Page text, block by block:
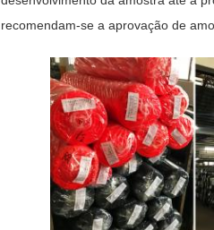
recomendam-se a aprovação de